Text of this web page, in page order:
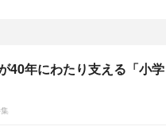
40年にわたり支える「小学